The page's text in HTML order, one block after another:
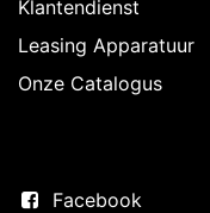
Klantendienst
Leasing Apparatuur
Onze Catalogus
Facebook